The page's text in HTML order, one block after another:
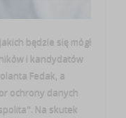
będzie się mógł
i kandydatów
Fedak, a
ochrony danych
Na skutek